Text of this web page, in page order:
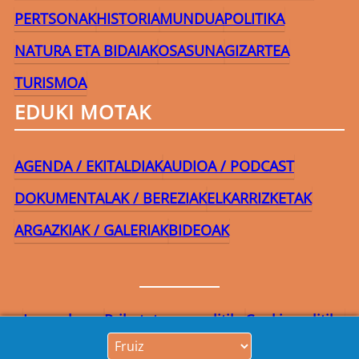
PERTSONAKHISTORIAMUNDUAPOLITIKA
NATURA ETA BIDAIAKOSASUNAGIZARTEA
TURISMOA
EDUKI MOTAK
AGENDA / EKITALDIAKAUDIOA / PODCAST
DOKUMENTALAK / BEREZIAKELKARRIZKETAK
ARGAZKIAK / GALERIAKBIDEOAK
Lege-oharraPribatutasun-politikaCookie politika